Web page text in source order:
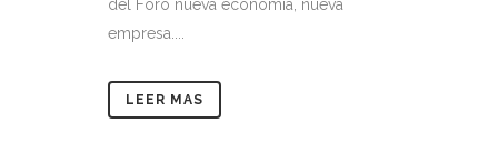
del Foro nueva economía, nueva
empresa....
LEER MAS